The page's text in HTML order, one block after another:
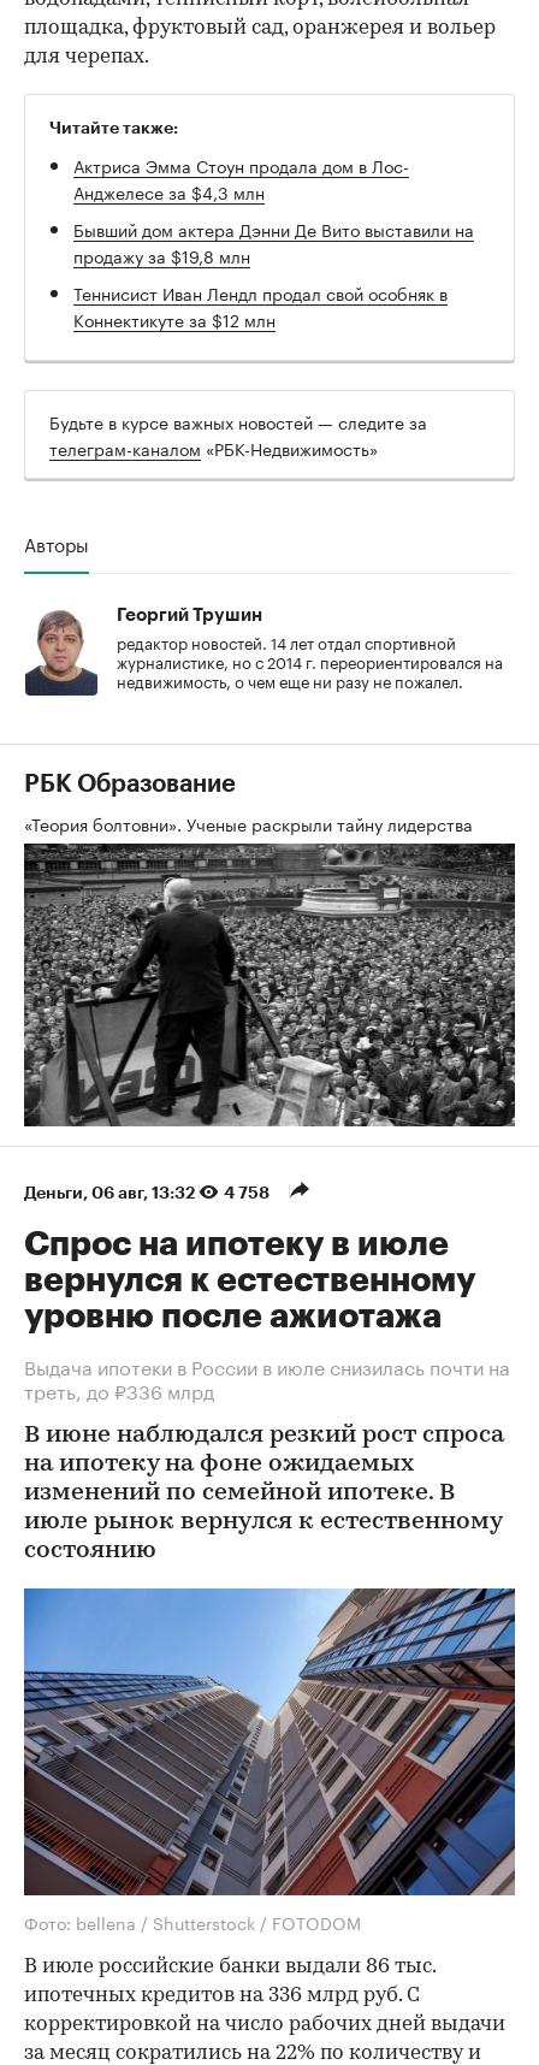
площадка, фруктовый сад, оранжерея и вольер
для черепах.
Читайте также:
Актриса Эмма Стоун продала дом в Лос-
Анджелесе за $4,3 млн
Бывший дом актера Дэнни Де Вито выставили на
продажу за $19,8 млн
Теннисист Иван Лендл продал свой особняк в
Коннектикуте за $12 млн
Будьте в курсе важных новостей — следите за
телеграм-каналом «РБК-Недвижимость»
Авторы
Георгий Трушин
редактор новостей. 14 лет отдал спортивной
журналистике, но с 2014 г. переориентировался на
недвижимость, о чем еще ни разу не пожалел.
РБК Образование
«Теория болтовни». Ученые раскрыли тайну лидерства
Деньги⁠, 06 авг, 13:32 4 758
Спрос на ипотеку в июле
вернулся к естественному
уровню после ажиотажа
Выдача ипотеки в России в июле снизилась почти на
треть, до ₽336 млрд
В июне наблюдался резкий рост спроса
на ипотеку на фоне ожидаемых
изменений по семейной ипотеке. В
июле рынок вернулся к естественному
состоянию
Фото: bellena / Shutterstock / FOTODOM
В июле российские банки выдали 86 тыс.
ипотечных кредитов на 336 млрд руб. С
корректировкой на число рабочих дней выдачи
за месяц сократились на 22% по количеству и